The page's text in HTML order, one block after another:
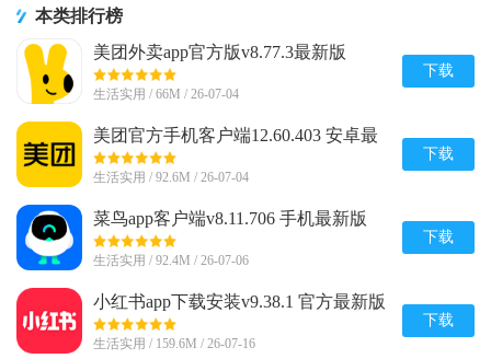
本类排行榜
美团外卖app官方版v8.77.3最新版
生活实用 / 66M / 26-07-04
下载
美团官方手机客户端12.60.403 安卓最
新版
生活实用 / 92.6M / 26-07-04
下载
菜鸟app客户端v8.11.706 手机最新版
生活实用 / 92.4M / 26-07-06
下载
小红书app下载安装v9.38.1 官方最新版
生活实用 / 159.6M / 26-07-16
下载